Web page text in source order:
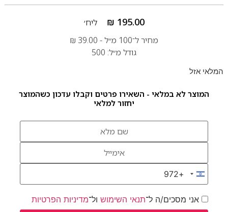
₪ 195.00
ליח׳
מחיר ל־100 מ״ל -
₪ 39.00
גודל מ״ל: 500
המלאי אזל
המוצר לא במלאי - השאירו פרטים וקבלו עדכון כשהמוצר
יחזור למלאי
Israel +972
+972
אני מסכים/ה ל־תנאי השימושול־מדיניות הפרטיות